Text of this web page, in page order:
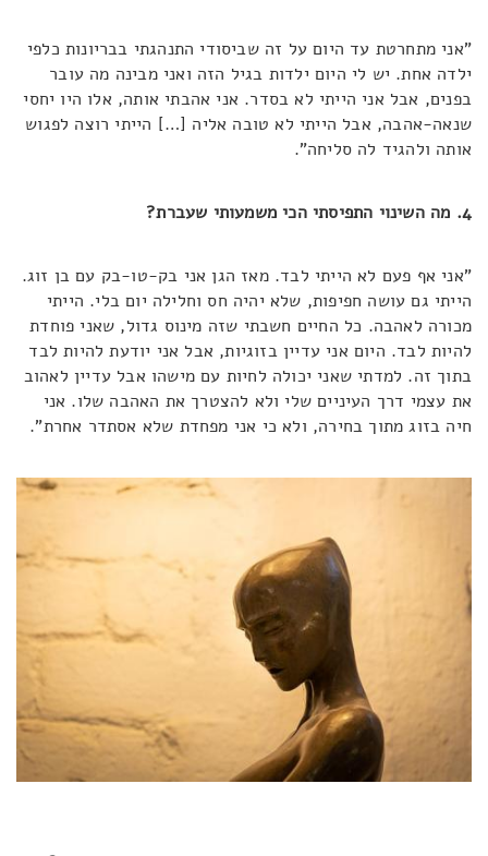
"אני מתחרטת עד היום על זה שביסודי התנהגתי בבריונות כלפי
ילדה אחת. יש לי היום ילדות בגיל הזה ואני מבינה מה עובר
בפנים, אבל אני הייתי לא בסדר. אני אהבתי אותה, אלו היו יחסי
שנאה-אהבה, אבל הייתי לא טובה אליה […] הייתי רוצה לפגוש
אותה ולהגיד לה סליחה".
4. מה השינוי התפיסתי הכי משמעותי שעברת?
"אני אף פעם לא הייתי לבד. מאז הגן אני בק-טו-בק עם בן זוג.
הייתי גם עושה חפיפות, שלא יהיה חס וחלילה יום בלי. הייתי
מכורה לאהבה. כל החיים חשבתי שזה מינוס גדול, שאני פוחדת
להיות לבד. היום אני עדיין בזוגיות, אבל אני יודעת להיות לבד
בתוך זה. למדתי שאני יכולה לחיות עם מישהו אבל עדיין לאהוב
את עצמי דרך העיניים שלי ולא להצטרך את האהבה שלו. אני
חיה בזוג מתוך בחירה, ולא כי אני מפחדת שלא אסתדר אחרת".